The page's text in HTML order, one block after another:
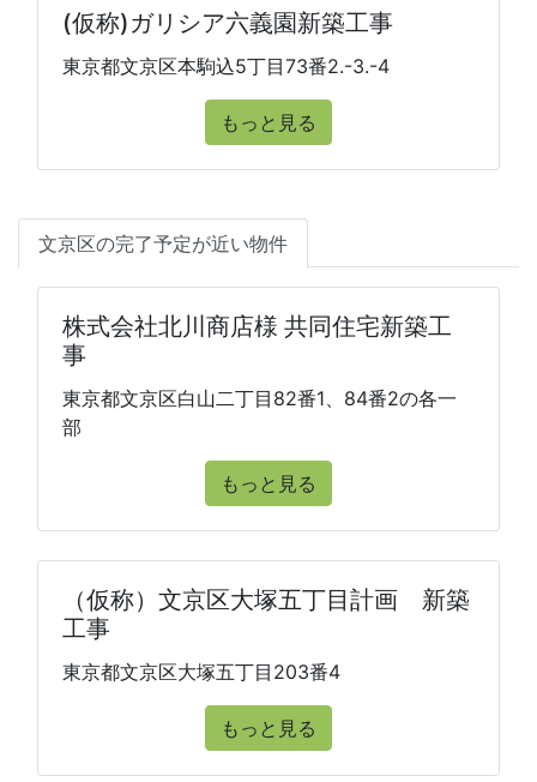
(仮称)ガリシア六義園新築工事
東京都文京区本駒込5丁目73番2.-3.-4
もっと見る
文京区の完了予定が近い物件
株式会社北川商店様 共同住宅新築工
事
東京都文京区白山二丁目82番1、84番2の各一
部
もっと見る
（仮称）文京区大塚五丁目計画 新築
工事
東京都文京区大塚五丁目203番4
もっと見る